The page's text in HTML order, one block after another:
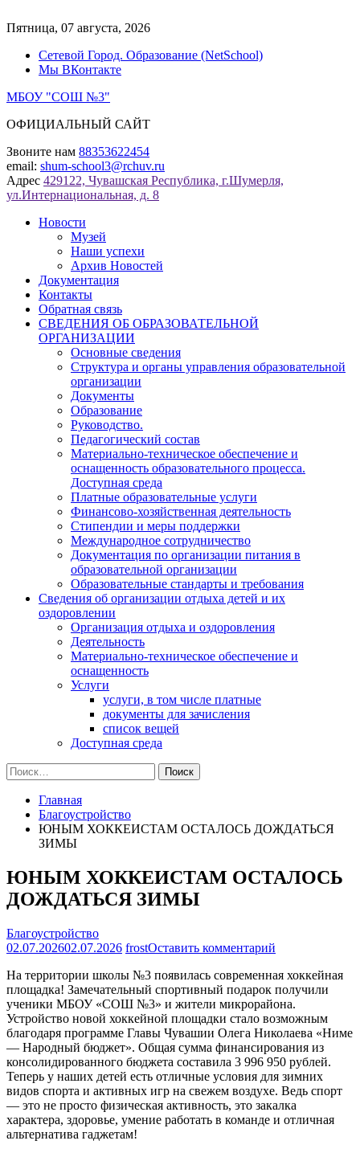
к
Пятница, 07 августа, 2026
Сетевой Город. Образование (NetSchool)
Мы ВКонтакте
МБОУ "СОШ №3"
ОФИЦИАЛЬНЫЙ САЙТ
Звоните нам 88353622454
email: shum-school3@rchuv.ru
Адрес 429122, Чувашская Республика, г.Шумерля,
ул.Интернациональная, д. 8
Новости
Музей
Наши успехи
Архив Новостей
Документация
Контакты
Обратная связь
СВЕДЕНИЯ ОБ ОБРАЗОВАТЕЛЬНОЙ
ОРГАНИЗАЦИИ
Основные сведения
Структура и органы управления образовательной
организации
Документы
Образование
Руководство.
Педагогический состав
Материально-техническое обеспечение и
оснащенность образовательного процесса.
Доступная среда
Платные образовательные услуги
Финансово-хозяйственная деятельность
Стипендии и меры поддержки
Международное сотрудничество
Документация по организации питания в
образовательной организации
Образовательные стандарты и требования
Сведения об организации отдыха детей и их
оздоровлении
Организация отдыха и оздоровления
Деятельность
Материально-техническое обеспечение и
оснащенность
Услуги
услуги, в том числе платные
документы для зачисления
список вещей
Доступная среда
Найти:
Главная
Благоустройство
ЮНЫМ ХОККЕИСТАМ ОСТАЛОСЬ ДОЖДАТЬСЯ
ЗИМЫ
ЮНЫМ ХОККЕИСТАМ ОСТАЛОСЬ
ДОЖДАТЬСЯ ЗИМЫ
Благоустройство
02.07.202602.07.2026 frostОставить комментарий
ОСТАЛОСЬ
ДОЖДАТЬСЯ
ЗИМЫ
На территории школы №3 появилась современная хоккейная
площадка! Замечательный спортивный подарок получили
ученики МБОУ «СОШ №3» и жители микрорайона.
Устройство новой хоккейной площадки стало возможным
благодаря программе Главы Чувашии Олега Николаева «Ниме
— Народный бюджет». Общая сумма финансирования из
консолидированного бюджета составила 3 996 950 рублей.
Теперь у наших детей есть отличные условия для зимних
видов спорта и активных игр на свежем воздухе. Ведь спорт
— это не просто физическая активность, это закалка
характера, здоровье, умение работать в команде и отличная
альтернатива гаджетам!